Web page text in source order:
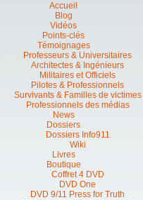
Accueil
Blog
Vidéos
Points-clés
Témoignages
Professeurs & Universitaires
Architectes & Ingénieurs
Militaires et Officiels
Pilotes & Professionnels
Survivants & Familles de victimes
Professionnels des médias
News
Dossiers
Dossiers Info911
Wiki
Livres
Boutique
Coffret 4 DVD
DVD One
DVD 9/11 Press for Truth